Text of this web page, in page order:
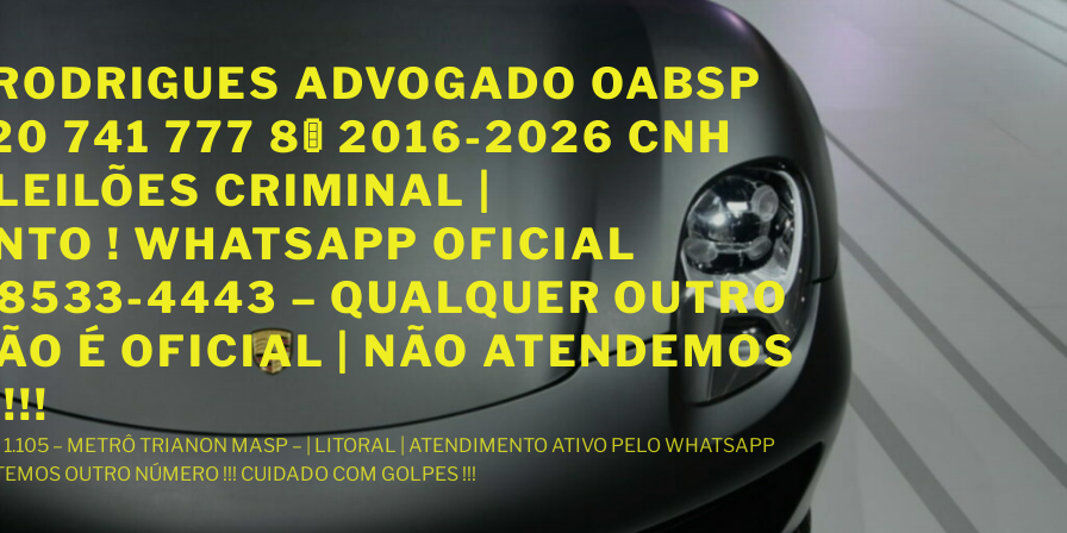
ADVOGADO OABSP
741 777 8🚦 2016-2026 CNH
CRIMINAL |
! WHATSAPP OFICIAL
4443 – QUALQUER OUTRO
É OFICIAL | NÃO ATENDEMOS
– METRÔ TRIANON MASP – | LITORAL | ATENDIMENTO ATIVO PELO WHATSAPP
OUTRO NÚMERO !!! CUIDADO COM GOLPES !!!